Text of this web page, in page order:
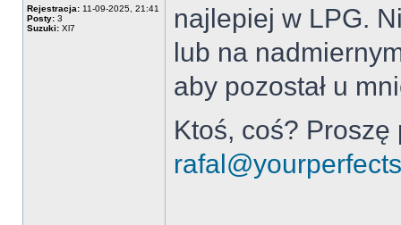
Rejestracja: 11-09-2025, 21:41
Posty: 3
Suzuki: Xl7
najlepiej w LPG.
lub na
aby pozostał u
Ktoś, coś?